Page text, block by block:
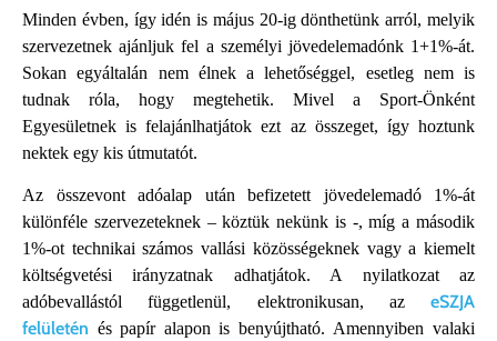
Minden évben, így idén is május 20-ig dönthetünk arról, melyik
szervezetnek ajánljuk fel a személyi jövedelemadónk 1+1%-át.
Sokan egyáltalán nem élnek a lehetőséggel, esetleg nem is
tudnak róla, hogy megtehetik. Mivel a Sport-Önként
Egyesületnek is felajánlhatjátok ezt az összeget, így hoztunk
nektek egy kis útmutatót.
Az összevont adóalap után befizetett jövedelemadó 1%-át
különféle szervezeteknek – köztük nekünk is -, míg a második
1%-ot technikai számos vallási közösségeknek vagy a kiemelt
költségvetési irányzatnak adhatjátok. A nyilatkozat az
adóbevallástól függetlenül, elektronikusan, az eSZJA
felületén és papír alapon is benyújtható. Amennyiben valaki